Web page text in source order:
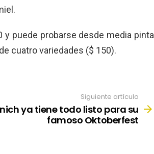
y puede probarse desde media pinta
cuatro variedades ($ 150).
Siguiente artículo
ya tiene todo listo para su
famoso Oktoberfest